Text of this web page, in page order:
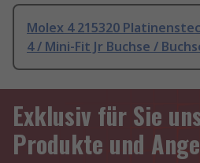
Molex 4 215320
4 / Mini-Fit Jr Buchse /
Exklusiv für Sie
Produkte und